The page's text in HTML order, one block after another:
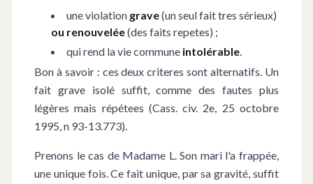
une violation grave(un seul fait tres sérieux)
ou renouvelée(des faits repetes) ;
qui rend la vie commune intolérable.
Bon à savoir : ces deux criteres sont alternatifs. Un
fait grave isolé suffit, comme des fautes plus
légères mais répétees (Cass. civ. 2e, 25 octobre
1995, n 93-13.773).
Prenons le cas de Madame L. Son mari l'a frappée,
une unique fois. Ce fait unique, par sa gravité, suffit